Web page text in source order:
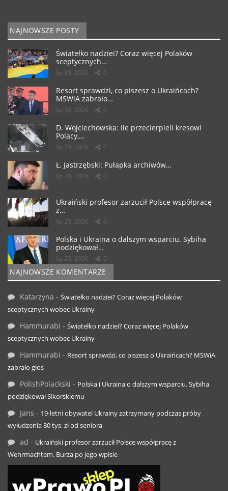
NAJNOWSZE POSTY
Światełko nadziei? Coraz więcej Polaków
sceptycznych…
lip 30, 2026 0
Resort sprawdzi, co piszesz o Ukraińcach?
MSWiA zabrało…
lip 30, 2026 0
D. Wojciechowska: Ile przecierpieli kresowi
Polacy,…
lip 29, 2026 0
Ł. Jastrzębski: Pułapka archiwów…
lip 29, 2026 0
Ukraiński profesor zarzucił Polsce współpracę
z…
lip 25, 2026 0
Polska i Ukraina o dalszym wsparciu. Sybiha
podziękował…
lip 25, 2026 0
NAJNOWSZE KOMENTARZE
Katarzyna - Światełko nadziei? Coraz więcej Polaków
sceptycznych wobec Ukrainy
Hammurabi - Światełko nadziei? Coraz więcej Polaków
sceptycznych wobec Ukrainy
Hammurabi - Resort sprawdzi, co piszesz o Ukraińcach? MSWiA
zabrało głos
PolishPolackski - Polska i Ukraina o dalszym wsparciu. Sybiha
podziękował Sikorskiemu
Jans - 19-letni obywatel Ukrainy zatrzymany podczas próby
wyłudzenia 80 tys. zł od seniora
ad - Ukraiński profesor zarzucił Polsce współpracę z
Wehrmachtem. Burza po jego wpisie